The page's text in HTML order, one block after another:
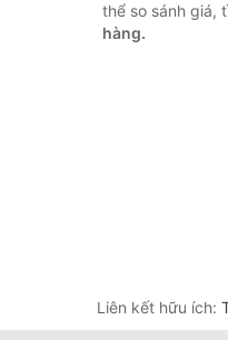
thể so sánh giá,
hàng.
Liên kết hữu ích: